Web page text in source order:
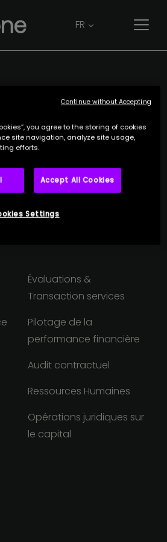
FR
Évaluations &
Transaction services
Pilotage de la
performance financière
Audit contractuel
Ressources Humaines
Opérations juridiques sur
le capital
you agree to the storing of cookies
site navigation, analyze site usage,
efforts.
Accept All Cookies
Settings
Continue without Accepting